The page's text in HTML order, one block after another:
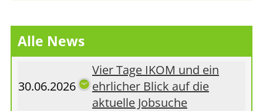
Alle News
30.06.2026
Vier Tage IKOM und ein
ehrlicher Blick auf die
aktuelle Jobsuche